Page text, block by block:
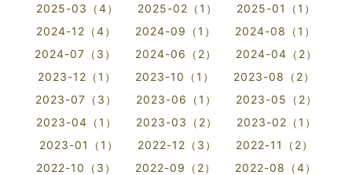
2025-03（4）
2025-02（1）
2025-01（1）
2024-12（4）
2024-09（1）
2024-08（1）
2024-07（3）
2024-06（2）
2024-04（2）
2023-12（1）
2023-10（1）
2023-08（2）
2023-07（3）
2023-06（1）
2023-05（2）
2023-04（1）
2023-03（2）
2023-02（1）
2023-01（1）
2022-12（3）
2022-11（2）
2022-10（3）
2022-09（2）
2022-08（4）